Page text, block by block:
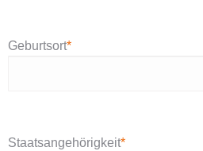
Geburtsort*
Staatsangehörigkeit*